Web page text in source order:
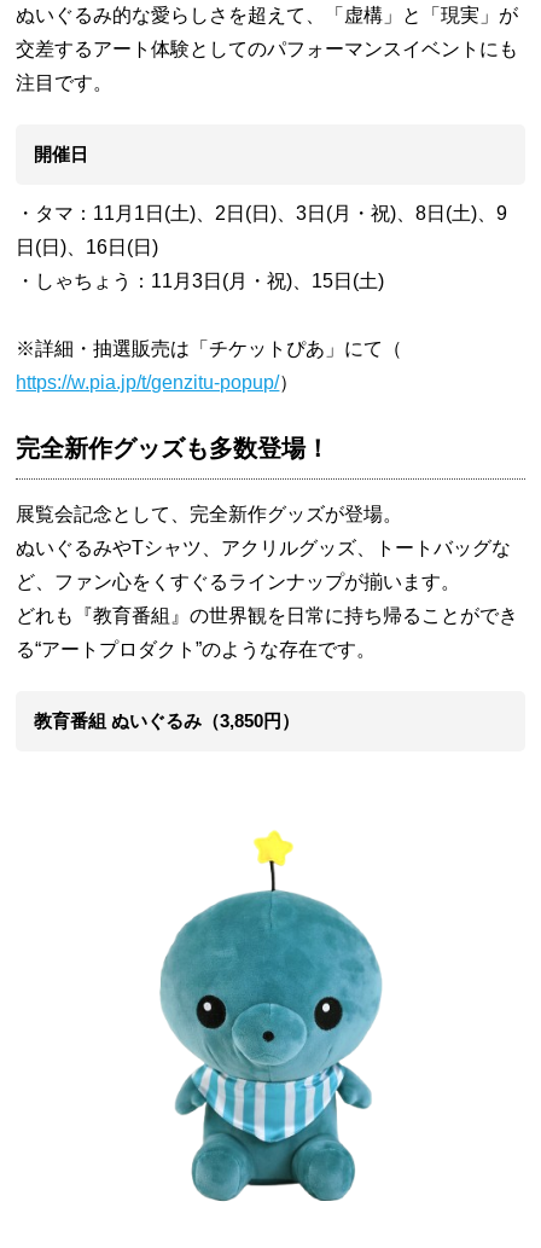
ぬいぐるみ的な愛らしさを超えて、「虚構」と「現実」が
交差するアート体験としてのパフォーマンスイベントにも
注目です。
開催日
・タマ：11月1日(土)、2日(日)、3日(月・祝)、8日(土)、9
日(日)、16日(日)
・しゃちょう：11月3日(月・祝)、15日(土)
※詳細・抽選販売は「チケットぴあ」にて（
https://w.pia.jp/t/genzitu-popup/）
完全新作グッズも多数登場！
展覧会記念として、完全新作グッズが登場。
ぬいぐるみやTシャツ、アクリルグッズ、トートバッグな
ど、ファン心をくすぐるラインナップが揃います。
どれも『教育番組』の世界観を日常に持ち帰ることができ
る“アートプロダクト”のような存在です。
教育番組 ぬいぐるみ（3,850円）